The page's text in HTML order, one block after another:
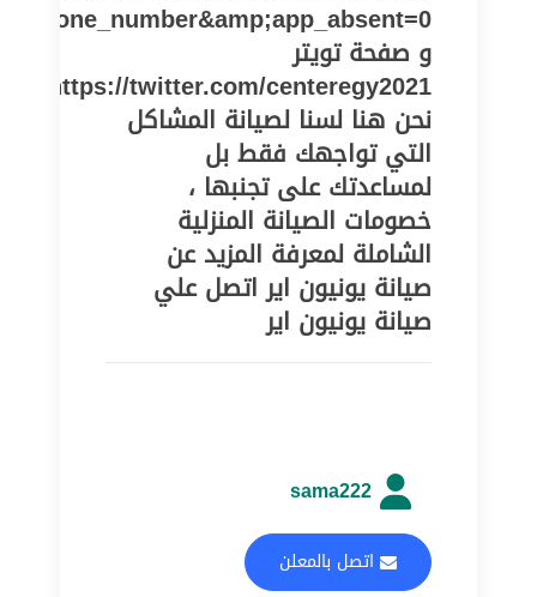
و صفحة تويتر
https://twitter.com/centeregy2021
نحن هنا لسنا لصيانة المشاكل
التي تواجهك فقط بل
لمساعدتك على تجنبها ،
خصومات الصيانة المنزلية
الشاملة لمعرفة المزيد عن
صيانة يونيون اير اتصل علي
صيانة يونيون اير
sama222
اتصل بالمعلن